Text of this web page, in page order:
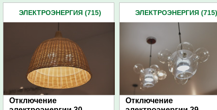
ЭЛЕКТРОЭНЕРГИЯ (715)
Отключение
ЭЛЕКТРОЭНЕРГИЯ (715)
Отключение